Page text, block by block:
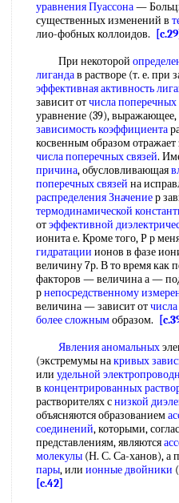
уравнения Пуассона—
существенных изменений в
лио-фобных коллоидов.
При некоторой
лигандав растворе (т. е. при
эффективная активность
зависит отчисла поперечных
уравнение (39), выражающее,
зависимость коэффициента
косвенным образом
числа поперечных связей.
причина, обусловливающая
поперечных связей на
распределения Значениер
термодинамической
отэффективной
ионита е. Кроме того, Р р
гидратации ионов в фазе
величину 7р. В то время как
факторов — величина а —
рнепосредственному
величина — зависит от
более сложнымобразом.
Явления аномальных
(экстремумы накривых
или удельной
в концентрированных
растворителях снизкой
объясняются образованием
соединений, которыми,
представлениям, являются
молекулы (Н. С. Са-ханов), а
пары, или ионные двойники
[c.42]